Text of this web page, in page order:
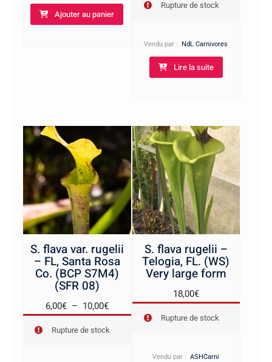
Ajouter au panier
Rupture de stock
Vendu par : NdL Carnivores
Lire la suite
S. flava var. rugelii
– FL, Santa Rosa
Co. (BCP S7M4)
(SFR 08)
6,00€ – 10,00€Plage
Rupture de stock
S. flava rugelii –
Telogia, FL. (WS)
Very large form
18,00€
Rupture de stock
Vendu par :ASHCarni